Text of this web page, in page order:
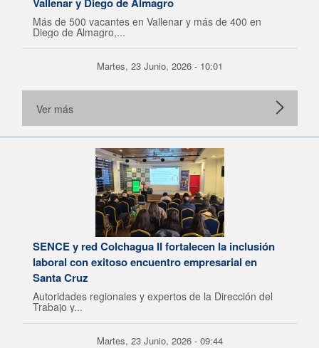
Más de 500 vacantes en Vallenar y más de 400 en
Diego de Almagro,...
Martes, 23 Junio, 2026 - 10:01
Ver más
SENCE y red Colchagua II fortalecen la inclusión
laboral con exitoso encuentro empresarial en
Santa Cruz
Autoridades regionales y expertos de la Dirección del
Trabajo y...
Martes, 23 Junio, 2026 - 09:44